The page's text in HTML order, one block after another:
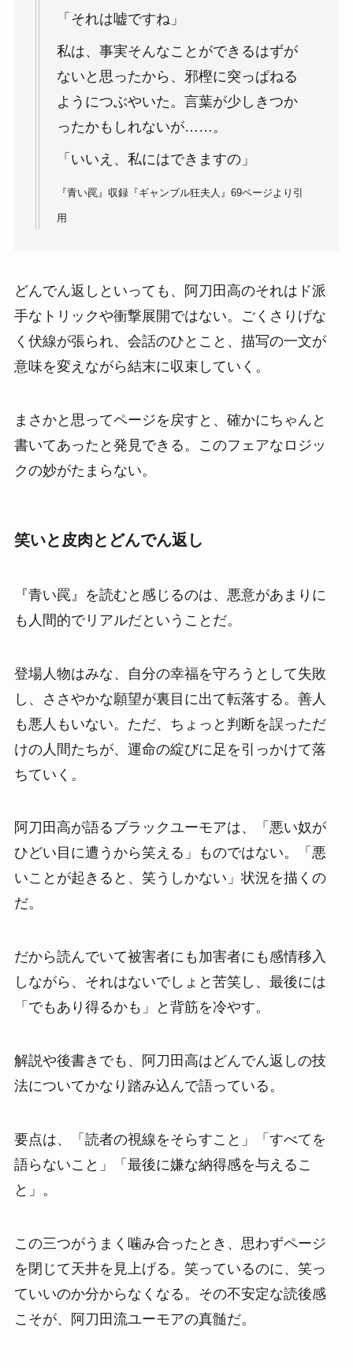
「それは嘘ですね」
私は、事実そんなことができるはずが
ないと思ったから、邪樫に突っぱねる
ようにつぶやいた。言葉が少しきつか
ったかもしれないが……。
「いいえ、私にはできますの」
『青い罠』収録『ギャンブル狂夫人』69ページより引
用
どんでん返しといっても、阿刀田高のそれはド派
手なトリックや衝撃展開ではない。ごくさりげな
く伏線が張られ、会話のひとこと、描写の一文が
意味を変えながら結末に収束していく。
まさかと思ってページを戻すと、確かにちゃんと
書いてあったと発見できる。このフェアなロジッ
クの妙がたまらない。
笑いと皮肉とどんでん返し
『青い罠』を読むと感じるのは、悪意があまりに
も人間的でリアルだということだ。
登場人物はみな、自分の幸福を守ろうとして失敗
し、ささやかな願望が裏目に出て転落する。善人
も悪人もいない。ただ、ちょっと判断を誤っただ
けの人間たちが、運命の綻びに足を引っかけて落
ちていく。
阿刀田高が語るブラックユーモアは、「悪い奴が
ひどい目に遭うから笑える」ものではない。「悪
いことが起きると、笑うしかない」状況を描くの
だ。
だから読んでいて被害者にも加害者にも感情移入
しながら、それはないでしょと苦笑し、最後には
「でもあり得るかも」と背筋を冷やす。
解説や後書きでも、阿刀田高はどんでん返しの技
法についてかなり踏み込んで語っている。
要点は、「読者の視線をそらすこと」「すべてを
語らないこと」「最後に嫌な納得感を与えるこ
と」。
この三つがうまく噛み合ったとき、思わずページ
を閉じて天井を見上げる。笑っているのに、笑っ
ていいのか分からなくなる。その不安定な読後感
こそが、阿刀田流ユーモアの真髄だ。